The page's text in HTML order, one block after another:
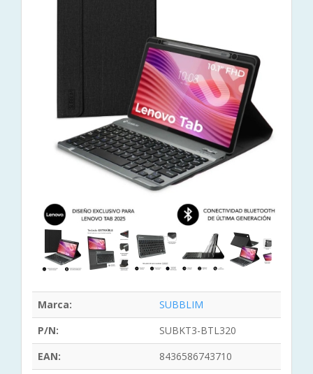
Marca:
SUBBLIM
P/N:
SUBKT3-BTL320
EAN:
8436586743710